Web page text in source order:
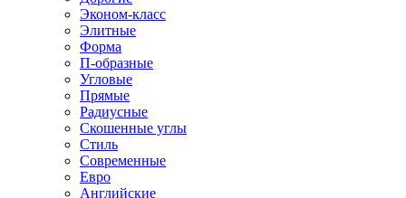
Эконом-класс
Элитные
Форма
П-образные
Угловые
Прямые
Радиусные
Скошенные углы
Стиль
Современные
Евро
Английские